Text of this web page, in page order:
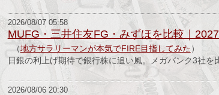
ラ
ン
キ
ン
2026/08/07 05:58
MUFG・三井住友FG・みずほを比較｜
（地方サラリーマンが本気でFIRE目指してみた）
日銀の利上げ期待で銀行株に追い風。メガバンク3社
2026/08/06 20:30